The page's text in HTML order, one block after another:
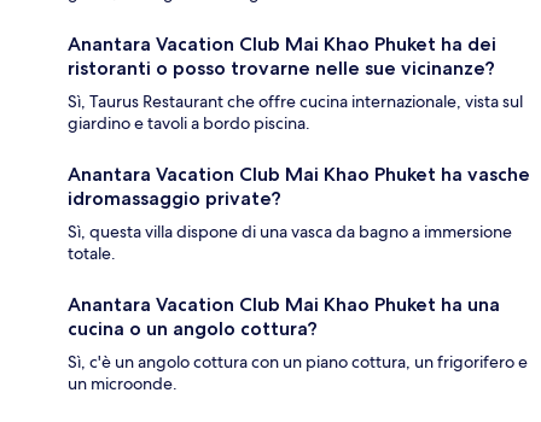
Anantara Vacation Club Mai Khao Phuket ha dei
ristoranti o posso trovarne nelle sue vicinanze?
Sì, Taurus Restaurant che offre cucina internazionale, vista sul
giardino e tavoli a bordo piscina.
Anantara Vacation Club Mai Khao Phuket ha vasche
idromassaggio private?
Sì, questa villa dispone di una vasca da bagno a immersione
totale.
Anantara Vacation Club Mai Khao Phuket ha una
cucina o un angolo cottura?
Sì, c'è un angolo cottura con un piano cottura, un frigorifero e
un microonde.